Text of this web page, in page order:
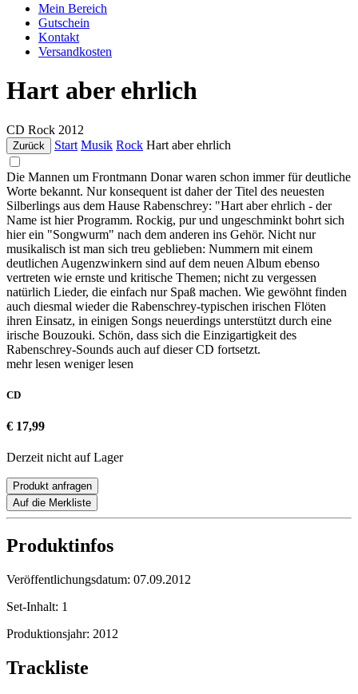
Mein Bereich
Gutschein
Kontakt
Versandkosten
Hart aber ehrlich
CD Rock 2012
Zurück Start Musik Rock Hart aber ehrlich
Die Mannen um Frontmann Donar waren schon immer für deutliche
Worte bekannt. Nur konsequent ist daher der Titel des neuesten
Silberlings aus dem Hause Rabenschrey: "Hart aber ehrlich - der
Name ist hier Programm. Rockig, pur und ungeschminkt bohrt sich
hier ein "Songwurm" nach dem anderen ins Gehör. Nicht nur
musikalisch ist man sich treu geblieben: Nummern mit einem
deutlichen Augenzwinkern sind auf dem neuen Album ebenso
vertreten wie ernste und kritische Themen; nicht zu vergessen
natürlich Lieder, die einfach nur Spaß machen. Wie gewöhnt finden
auch diesmal wieder die Rabenschrey-typischen irischen Flöten
ihren Einsatz, in einigen Songs neuerdings unterstützt durch eine
irische Bouzouki. Schön, dass sich die Einzigartigkeit des
Rabenschrey-Sounds auch auf dieser CD fortsetzt.
mehr lesen weniger lesen
CD
€ 17,99
Derzeit nicht auf Lager
Produkt anfragen
Auf die Merkliste
Produktinfos
Veröffentlichungsdatum: 07.09.2012
Set-Inhalt: 1
Produktionsjahr: 2012
Trackliste